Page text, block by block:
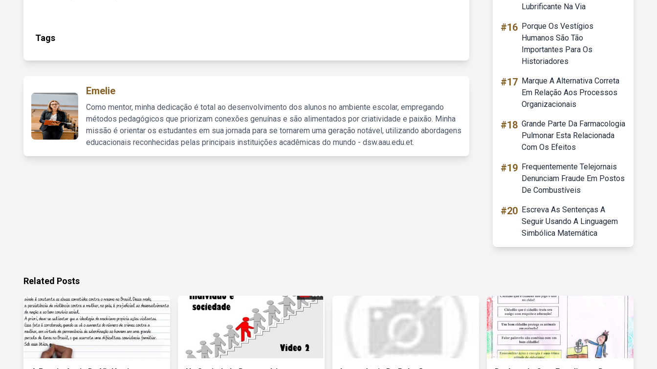
Tags
Emelie
Como mentor, minha dedicação é total ao desenvolvimento dos alunos no ambiente escolar, empregando
métodos pedagógicos que priorizam conexões genuínas e são alimentados por criatividade e paixão. Minha
missão é orientar os estudantes em sua jornada para se tornarem uma geração notável, utilizando abordagens
educacionais reconhecidas pelas principais instituições acadêmicas do mundo - dsw.aau.edu.et.
Lubrificante Na Via
#16 Porque Os Vestígios
Humanos São Tão
Importantes Para Os
Historiadores
#17 Marque A Alternativa Correta
Em Relação Aos Processos
Organizacionais
#18 Grande Parte Da Farmacologia
Pulmonar Esta Relacionada
Com Os Efeitos
#19 Frequentemente Telejornais
Denunciam Fraude Em Postos
De Combustíveis
#20 Escreva As Sentenças A
Seguir Usando A Linguagem
Simbólica Matemática
Related Posts